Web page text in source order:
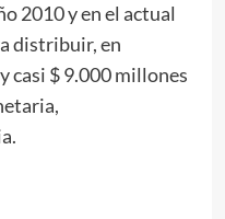
2010 y en el actual
distribuir, en
casi $ 9.000 millones